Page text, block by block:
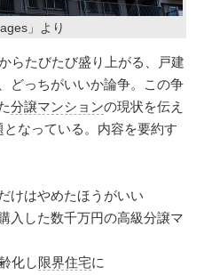
」より
らたびたび盛り上がる、戸建
どっちがいいか論争。この争
分譲マンションの現状を伝え
なっている。内容を要約す
けはやめたほうがいい
入した数千万円の高級分譲マ
化し限界住宅に